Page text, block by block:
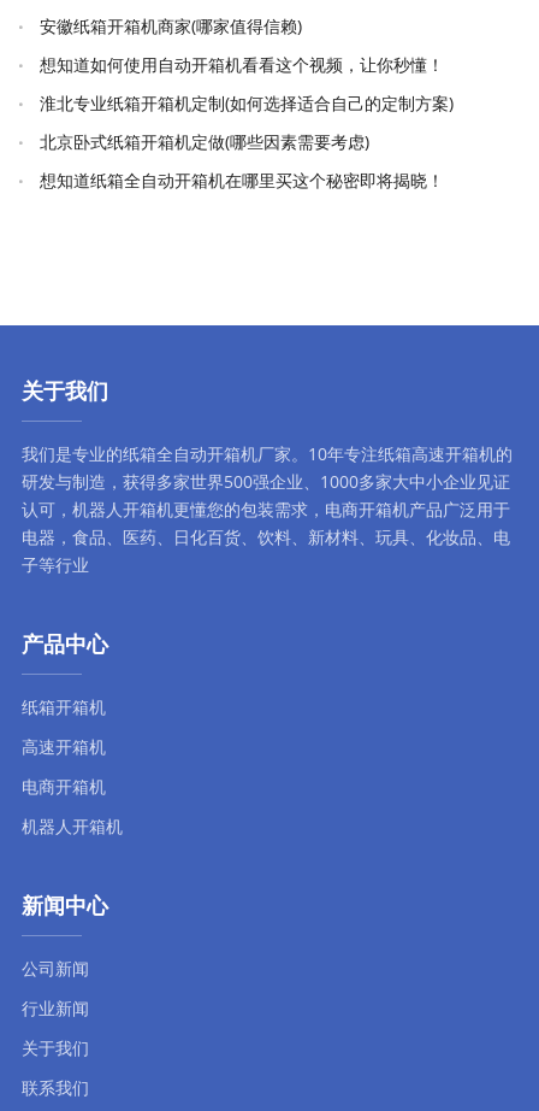
安徽纸箱开箱机商家(哪家值得信赖)
想知道如何使用自动开箱机看看这个视频，让你秒懂！
淮北专业纸箱开箱机定制(如何选择适合自己的定制方案)
北京卧式纸箱开箱机定做(哪些因素需要考虑)
想知道纸箱全自动开箱机在哪里买这个秘密即将揭晓！
关于我们
我们是专业的纸箱全自动开箱机厂家。10年专注纸箱高速开箱机的
研发与制造，获得多家世界500强企业、1000多家大中小企业见证
认可， 机器人开箱机更懂您的包装需求， 电商开箱机产品广泛用于
电器，食品、医药、日化百货、饮料、新材料、玩具、化妆品、电
子等行业
产品中心
纸箱开箱机
高速开箱机
电商开箱机
机器人开箱机
新闻中心
公司新闻
行业新闻
关于我们
联系我们